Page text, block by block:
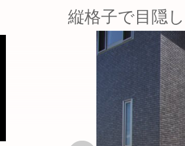
縦格子で目隠